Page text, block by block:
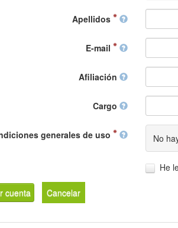
Apellidos
E-mail
Afiliación
Cargo
generales de uso No
He
cuenta Cancelar